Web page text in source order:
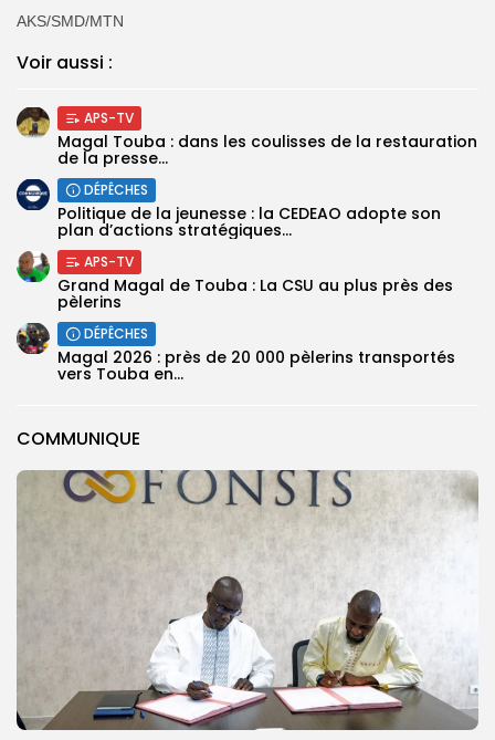
COMMUNIQUE
AKS/SMD/MTN
Voir aussi :
APS-TV
Magal Touba : dans les coulisses de la restauration
de la presse...
DÉPÊCHES
Politique de la jeunesse : la CEDEAO adopte son
plan d’actions stratégiques...
APS-TV
Grand Magal de Touba : La CSU au plus près des
pèlerins
DÉPÊCHES
Magal 2026 : près de 20 000 pèlerins transportés
vers Touba en...